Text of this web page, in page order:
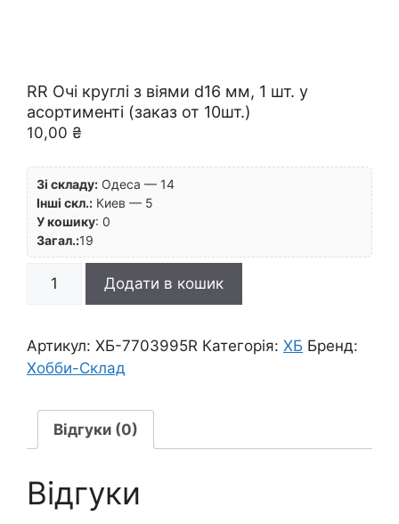
RR Очі круглі з віями d16 мм, 1 шт. у
асортименті (заказ от 10шт.)
10,00 ₴
Зі складу: Одеса — 14
Інші скл.: Киев — 5
У кошику: 0
Загал.:19
з
віями
мм,
шт.
асортименті
Додати в кошик
Артикул: ХБ-7703995R Категорія: ХБ Бренд:
Хобби-Склад
Відгуки (0)
Відгуки